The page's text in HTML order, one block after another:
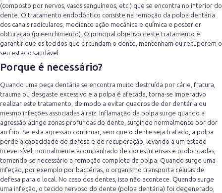
(composto por nervos, vasos sanguíneos, etc.) que se encontra no interior do
dente. O tratamento endodôntico consiste na remoção da polpa dentária
dos canais radiculares, mediante ação mecânica e química e posterior
obturação (preenchimento). O principal objetivo deste tratamento é
garantir que os tecidos que circundam o dente, mantenham ou recuperem o
seu estado saudável.
Porque é necessário?
Quando uma peça dentária se encontra muito destruída por cárie, fratura,
trauma ou desgaste excessivo e a polpa é afetada, torna-se imperativo
realizar este tratamento, de modo a evitar quadros de dor dentária ou
mesmo infeções associadas à raiz. Inflamação da polpa surge quando a
agressão atinge zonas profundas do dente, surgindo normalmente por dor
ao frio. Se esta agressão continuar, sem que o dente seja tratado, a polpa
perde a capacidade de defesa e de recuperação, levando a um estado
irreversível, normalmente acompanhado de dores intensas e prolongadas,
tornando-se necessário a remoção completa da polpa. Quando surge uma
infeção, por exemplo por bactérias, o organismo transporta células de
defesa para o local. No caso dos dentes, isso não acontece. Quando surge
uma infeção, o tecido nervoso do dente (polpa dentária) foi degenerado,